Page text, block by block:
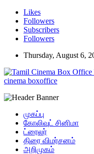
Likes
Followers
Subscribers
Followers
Thursday, August 6,
cinema boxoffice
முகப்பு
கோலிவுட் சினிமா
ட்ரைலர்
திரை விமர்சனம்
அறிமுகம்